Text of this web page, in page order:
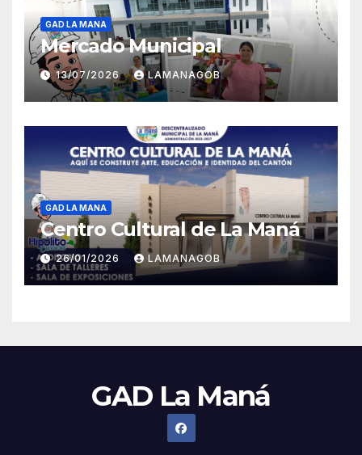
GAD LA MANA
Mercado Municipal
13/07/2026 LAMANAGOB
GAD LA MANA
Centro Cultural de La Maná
26/01/2026 LAMANAGOB
GAD La Maná